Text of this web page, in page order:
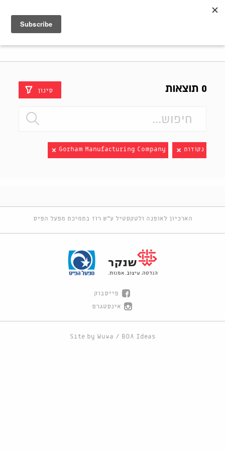
0 תוצאות סינון
נקודות Gorham Manufacturing Company
הארכיון לאופנה ולטקסטיל ע"ש רוז בתמיכת מפעל הפיס
פייסבוק
אינסטגרם
Site by Wuwa / BOA Ideas